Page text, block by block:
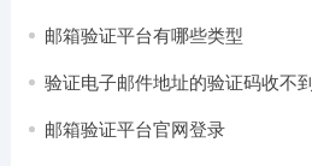
邮箱验证平台有哪些类型
验证电子邮件地址的验证码收不到
邮箱验证平台官网登录